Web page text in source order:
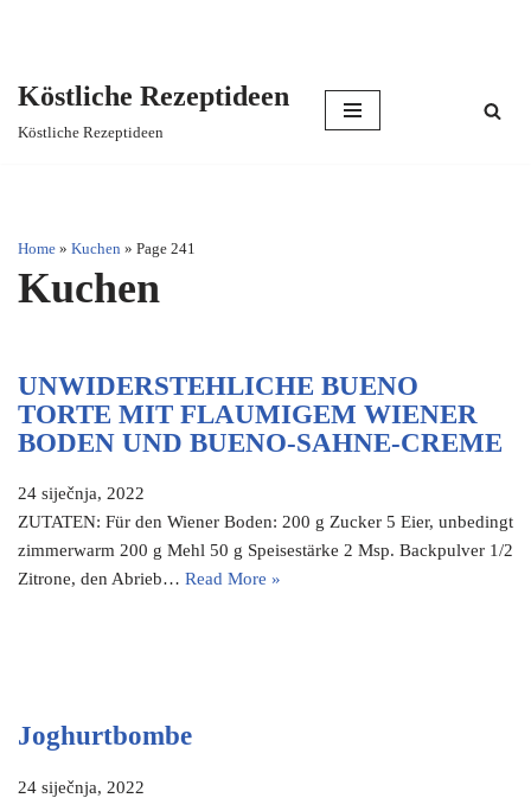
Köstliche Rezeptideen
Köstliche Rezeptideen
Home » Kuchen » Page 241
Kuchen
UNWIDERSTEHLICHE BUENO
TORTE MIT FLAUMIGEM WIENER
BODEN UND BUENO-SAHNE-CREME
24 siječnja, 2022
ZUTATEN: Für den Wiener Boden: 200 g Zucker 5 Eier, unbedingt
zimmerwarm 200 g Mehl 50 g Speisestärke 2 Msp. Backpulver 1/2
Zitrone, den Abrieb… Read More »
Joghurtbombe
24 siječnja, 2022